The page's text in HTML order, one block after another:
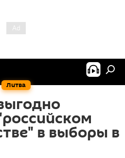
Литва
в выборы в